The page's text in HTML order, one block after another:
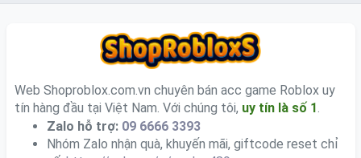
Web Shoproblox.com.vn chuyên bán acc game Roblox uy
tín hàng đầu tại Việt Nam. Với chúng tôi, uy tín là số 1.
Zalo hỗ trợ: 09 6666 3393
Nhóm Zalo nhận quà, khuyến mãi, giftcode reset chỉ